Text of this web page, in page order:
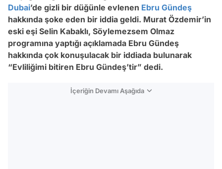
Dubai’de gizli bir düğünle evlenen Ebru Gündeş
hakkında şoke eden bir iddia geldi. Murat Özdemir’in
eski eşi Selin Kabaklı, Söylemezsem Olmaz
programına yaptığı açıklamada Ebru Gündeş
hakkında çok konuşulacak bir iddiada bulunarak
“Evliliğimi bitiren Ebru Gündeş’tir” dedi.
İçeriğin Devamı Aşağıda